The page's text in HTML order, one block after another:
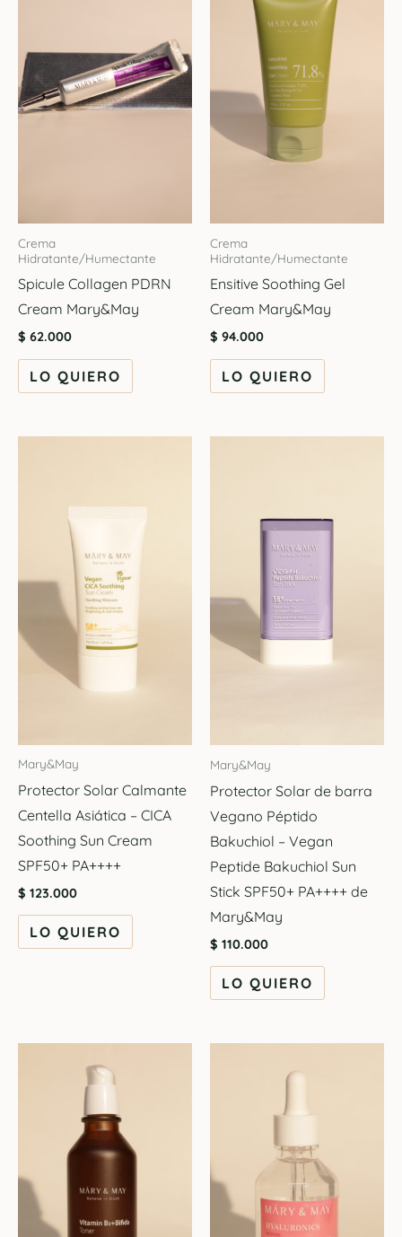
Crema
Hidratante/Humectante
Spicule Collagen PDRN
Cream Mary&May
$ 62.000
LO QUIERO
Crema
Hidratante/Humectante
Ensitive Soothing Gel
Cream Mary&May
$ 94.000
LO QUIERO
Mary&May
Protector Solar Calmante
Centella Asiática – CICA
Soothing Sun Cream
SPF50+ PA++++
$ 123.000
LO QUIERO
Mary&May
Protector Solar de barra
Vegano Péptido
Bakuchiol – Vegan
Peptide Bakuchiol Sun
Stick SPF50+ PA++++ de
Mary&May
$ 110.000
LO QUIERO